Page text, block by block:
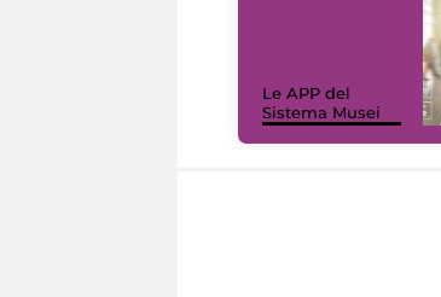
Le APP del
Sistema Musei